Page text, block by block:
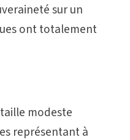
sur un
ont totalement
modeste
représentant à